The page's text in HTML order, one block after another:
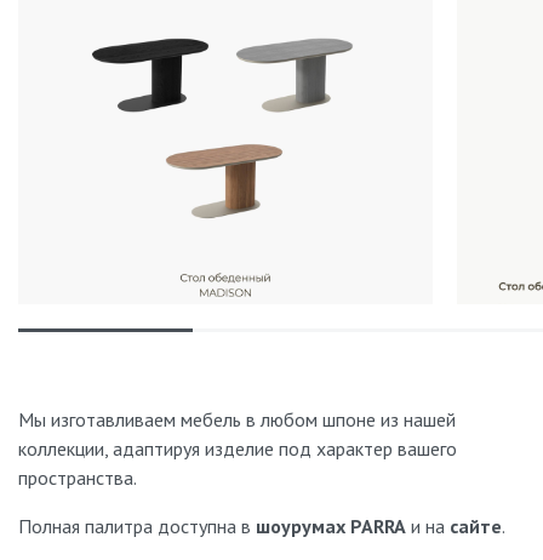
Предоставляете ли вы гарантию на товары?
момента установки.
Мы изготавливаем мебель в любом шпоне из нашей
коллекции, адаптируя изделие под характер вашего
пространства.
Полная палитра доступна в шоурумах PARRA и на сайте.